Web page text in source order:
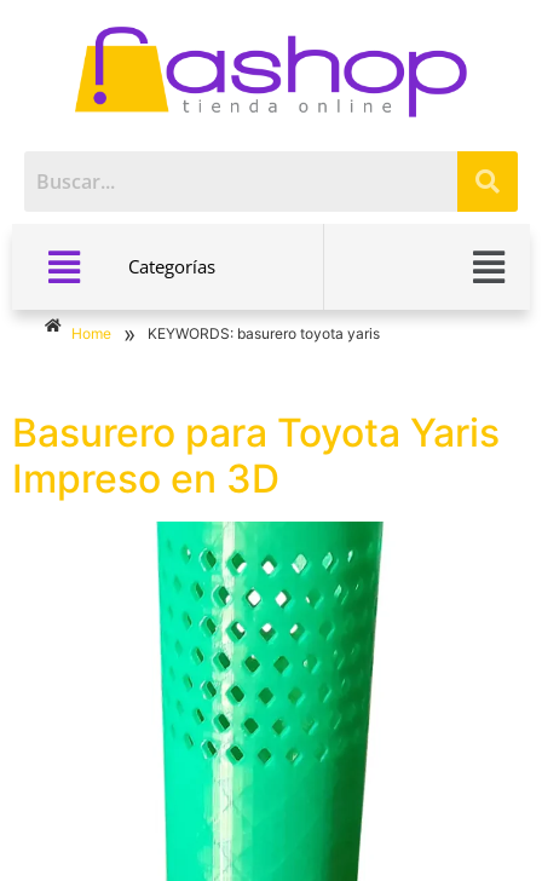
Categorías
Home » KEYWORDS: basurero toyota yaris
Basurero para Toyota Yaris
Impreso en 3D